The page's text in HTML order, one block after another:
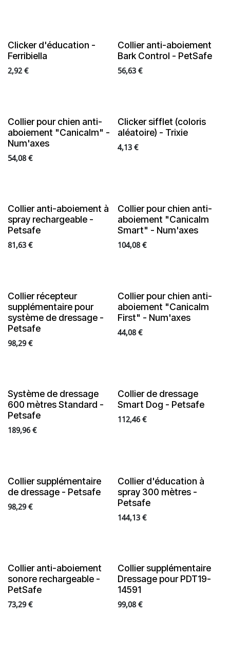
Clicker d'éducation -
Ferribiella
2,92 €
En rupture de stock
Collier anti-aboiement
Bark Control - PetSafe
56,63€
En rupture de stock
Collier pour chien anti-
aboiement "Canicalm" -
Num'axes
54,08 €
Clicker sifflet (coloris
aléatoire) - Trixie
4,13€
Collier anti-aboiement à
spray rechargeable -
Petsafe
81,63 €
Collier pour chien anti-
aboiement "Canicalm
Smart" - Num'axes
104,08€
Collier récepteur
supplémentaire pour
système de dressage -
Petsafe
98,29€
En rupture de stock
Collier pour chien anti-
aboiement "Canicalm
First" - Num'axes
44,08€
Système de dressage
600 mètres Standard -
Petsafe
189,96€
Collier de dressage
Smart Dog - Petsafe
112,46€
Collier supplémentaire
de dressage - Petsafe
98,29€
Collier d'éducation à
spray 300 mètres -
Petsafe
144,13€
En rupture de stock
Collier anti-aboiement
sonore rechargeable -
PetSafe
73,29€
Collier supplémentaire
Dressage pour PDT19-
14591
99,08€